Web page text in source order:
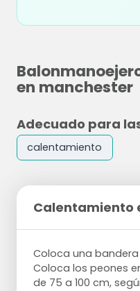
en manchester
Adecuado para
calentamiento
Calentamiento
Coloca una
Coloca los peones
de 75 a 100 cm,